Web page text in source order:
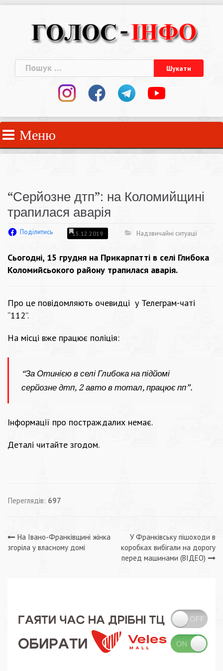
Пошук:
Меню
“Серйозне дтп”: на Коломийщині
трапилася аварія
Поділитись 15.12.2019 Надзвичайні ситуації
Сьогодні, 15 грудня на Прикарпатті в селі Глибока
Коломийсьокого району трапилася аварія.
Про це повідомляють очевидці у Телеграм-чаті
“112”.
На місці вже працює поліція:
“За Отинією в селі Глибока на підйомі
серйозне дтп, 2 авто в тотал, працює пп”.
Інформації про постраждалих немає.
Деталі читайте згодом.
Переглядів: 697
Навігація
На Івано-Франківщині жінка
згоріла у власному домі
У Франківську пішоходи в
коробках вибігали на дорогу
перед машинами (ВІДЕО)